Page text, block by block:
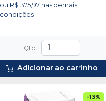
ou R$ 375,97 nas demais
condições
Qtd:
Adicionar ao carrinho
-13%